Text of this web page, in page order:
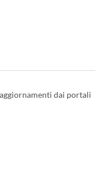
dai portali